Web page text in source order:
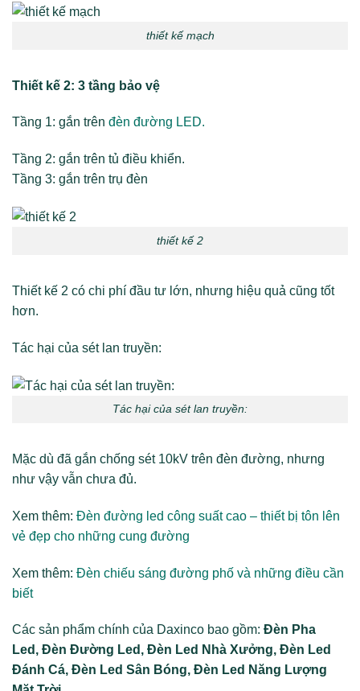
thiết kế mạch
Thiết kế 2: 3 tầng bảo vệ
Tầng 1: gắn trên đèn đường LED.
Tầng 2: gắn trên tủ điều khiển.
Tầng 3: gắn trên trụ đèn
thiết kế 2
Thiết kế 2 có chi phí đầu tư lớn, nhưng hiệu quả cũng tốt
hơn.
Tác hại của sét lan truyền:
Tác hại của sét lan truyền:
Mặc dù đã gắn chống sét 10kV trên đèn đường, nhưng
như vậy vẫn chưa đủ.
Xem thêm: Đèn đường led công suất cao – thiết bị tôn lên
vẻ đẹp cho những cung đường
Xem thêm: Đèn chiếu sáng đường phố và những điều cần
biết
Các sản phẩm chính của Daxinco bao gồm: Đèn Pha
Led, Đèn Đường Led, Đèn Led Nhà Xưởng, Đèn Led
Đánh Cá, Đèn Led Sân Bóng, Đèn Led Năng Lượng